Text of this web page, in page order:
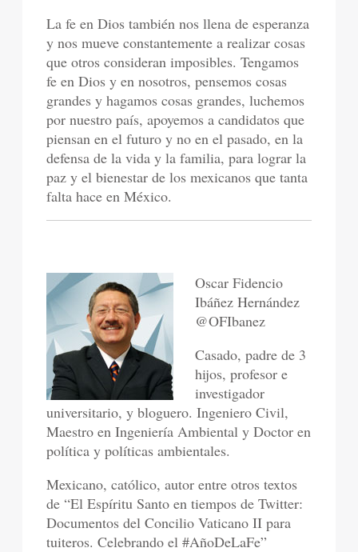
La fe en Dios también nos llena de esperanza
y nos mueve constantemente a realizar cosas
que otros consideran imposibles. Tengamos
fe en Dios y en nosotros, pensemos cosas
grandes y hagamos cosas grandes, luchemos
por nuestro país, apoyemos a candidatos que
piensan en el futuro y no en el pasado, en la
defensa de la vida y la familia, para lograr la
paz y el bienestar de los mexicanos que tanta
falta hace en México.
Oscar Fidencio
Ibáñez Hernández
@OFIbanez
Casado, padre de 3
hijos, profesor e
investigador
universitario, y bloguero. Ingeniero Civil,
Maestro en Ingeniería Ambiental y Doctor en
política y políticas ambientales.
Mexicano, católico, autor entre otros textos
de “El Espíritu Santo en tiempos de Twitter:
Documentos del Concilio Vaticano II para
tuiteros. Celebrando el #AñoDeLaFe”